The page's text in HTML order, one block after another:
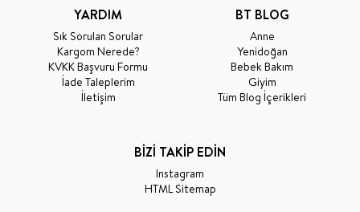
YARDIM
Sık Sorulan Sorular
Kargom Nerede?
KVKK Başvuru Formu
İade Taleplerim
İletişim
BT BLOG
Anne
Yenidoğan
Bebek Bakım
Giyim
Tüm Blog İçerikleri
BİZİ TAKİP EDİN
Instagram
HTML Sitemap